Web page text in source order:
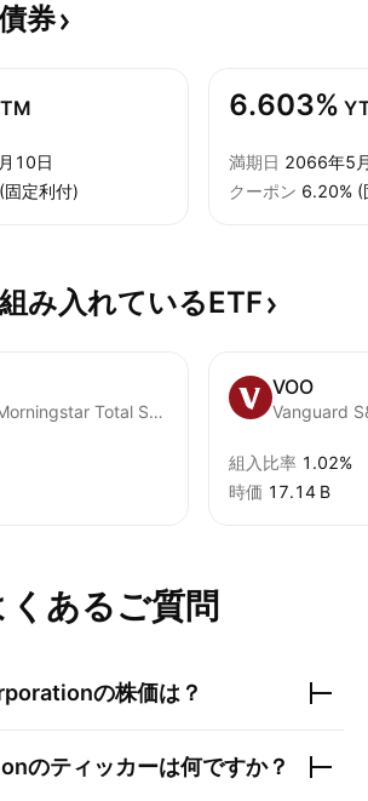
券
10日
定利付)
6.603%
満期日 2066年5
クーポン 6.20% (
み入れているETF
Vanguard Morningstar Total Stock Market ETF
VOO
Vanguard
組入比率 1.02%
時価 ‪17.14 B‬
くあるご質問
の株価は？
のティッカーは何ですか？